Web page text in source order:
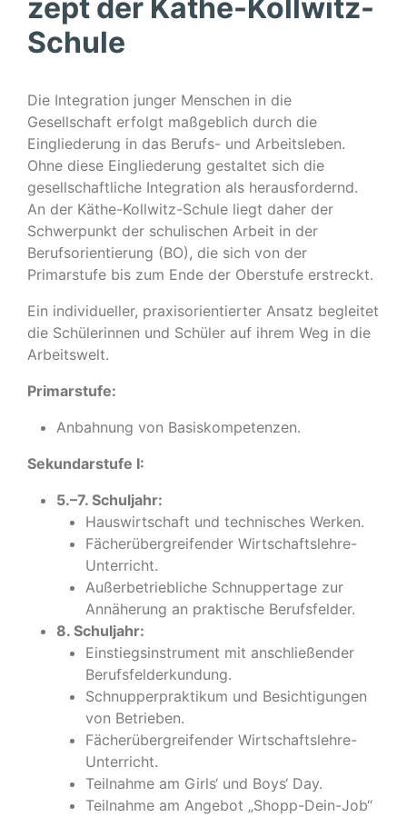
zept der Käthe-Kollwitz-
Schule
Die Integration junger Menschen in die
Gesellschaft erfolgt maßgeblich durch die
Eingliederung in das Berufs- und Arbeitsleben.
Ohne diese Eingliederung gestaltet sich die
gesellschaftliche Integration als herausfordernd.
An der Käthe-Kollwitz-Schule liegt daher der
Schwerpunkt der schulischen Arbeit in der
Berufsorientierung (BO), die sich von der
Primarstufe bis zum Ende der Oberstufe erstreckt.
Ein individueller, praxisorientierter Ansatz begleitet
die Schülerinnen und Schüler auf ihrem Weg in die
Arbeitswelt.
Primarstufe:
Anbahnung von Basiskompetenzen.
Sekundarstufe I:
5.–7. Schuljahr:
Hauswirtschaft und technisches Werken.
Fächerübergreifender Wirtschaftslehre-
Unterricht.
Außerbetriebliche Schnuppertage zur
Annäherung an praktische Berufsfelder.
8. Schuljahr:
Einstiegsinstrument mit anschließender
Berufsfelderkundung.
Schnupperpraktikum und Besichtigungen
von Betrieben.
Fächerübergreifender Wirtschaftslehre-
Unterricht.
Teilnahme am Girls‘ und Boys‘ Day.
Teilnahme am Angebot „Shopp-Dein-Job“